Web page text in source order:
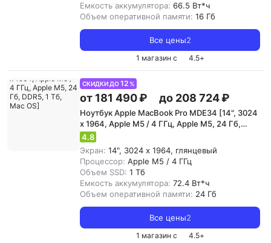
Емкость аккумулятора: 66.5 Вт*ч
Объем оперативной памяти: 16 Гб
Все цены2
1 магазин с 4.5+
СКИДКИ ДО12 %
от 181 490 ₽ до 208 724 ₽
Ноутбук Apple MacBook Pro MDE34 [14", 3024
x 1964, Apple M5 / 4 ГГц, Apple M5, 24 Гб,
DDR5, 1 Тб, Mac OS]
4.8
Экран: 14", 3024 x 1964, глянцевый
Процессор: Apple M5 / 4 ГГц
Объем SSD: 1 Тб
Емкость аккумулятора: 72.4 Вт*ч
Объем оперативной памяти: 24 Гб
Все цены2
1 магазин с 4.5+